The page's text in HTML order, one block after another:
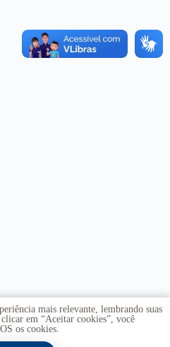
mais relevante, lembrando suas
em “Aceitar cookies”, você
os cookies.